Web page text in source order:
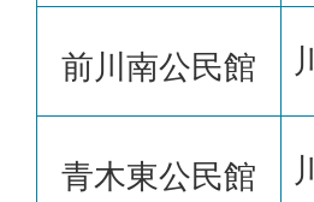
前川南公民館
青木東公民館